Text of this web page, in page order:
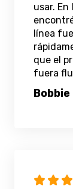
usar. En
línea
que el
fuera
Bobbie